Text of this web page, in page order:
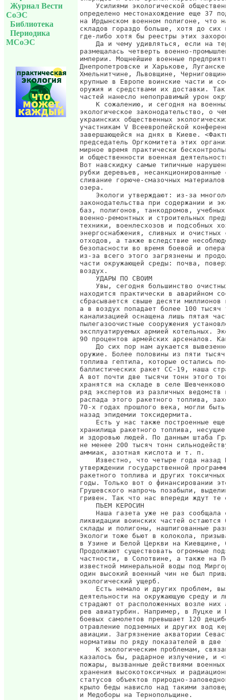
Журнал Вести
СоЭС
Библиотека
Периодика
МСоЭС